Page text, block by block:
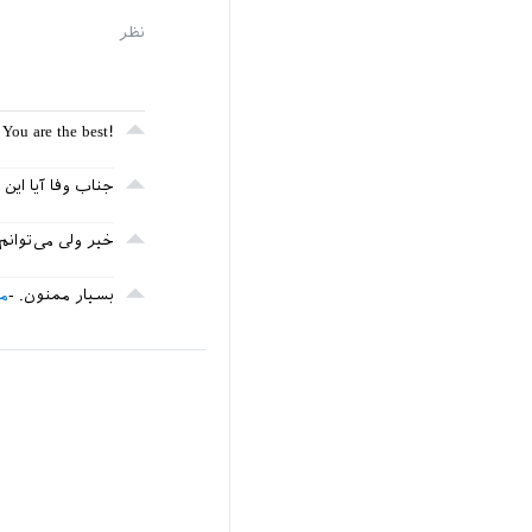
!You are the best
جناب وفا آیا
خیر ولی
بسیار ممنون.